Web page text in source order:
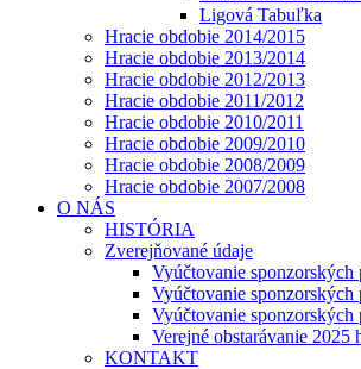
Ligová Tabuľka
Hracie obdobie 2014/2015
Hracie obdobie 2013/2014
Hracie obdobie 2012/2013
Hracie obdobie 2011/2012
Hracie obdobie 2010/2011
Hracie obdobie 2009/2010
Hracie obdobie 2008/2009
Hracie obdobie 2007/2008
O NÁS
HISTÓRIA
Zverejňované údaje
Vyúčtovanie
Vyúčtovanie
Vyúčtovanie
Verejné obstarávanie 2025
KONTAKT